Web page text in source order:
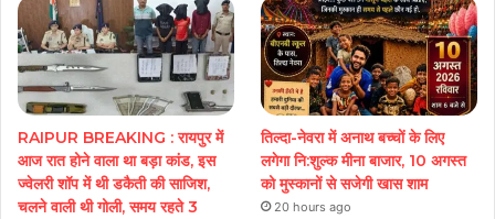
RAIPUR BREAKING : रायपुर में
आज रात होने वाला था बड़ा कांड, इस
ज्वेलरी शॉप में थी डकैती की साजिश,
चलने वाली थी गोली, समय रहते 3
तिल्दा-नेवरा में अनाथ बच्चों के लिए
लगेगा नि:शुल्क मीना बाजार, 10 अगस्त
को मुस्कानों से सजेगी खास शाम
20 hours ago